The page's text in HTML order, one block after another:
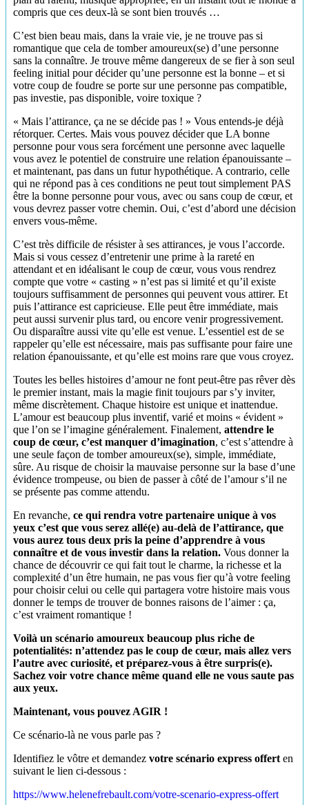
compris que ces deux-là se sont bien trouvés …
C’est bien beau mais, dans la vraie vie, je ne trouve pas si
romantique que cela de tomber amoureux(se) d’une personne
sans la connaître. Je trouve même dangereux de se fier à son seul
feeling initial pour décider qu’une personne est la bonne – et si
votre coup de foudre se porte sur une personne pas compatible,
pas investie, pas disponible, voire toxique ?
« Mais l’attirance, ça ne se décide pas ! » Vous entends-je déjà
rétorquer. Certes. Mais vous pouvez décider que LA bonne
personne pour vous sera forcément une personne avec laquelle
vous avez le potentiel de construire une relation épanouissante –
et maintenant, pas dans un futur hypothétique. A contrario, celle
qui ne répond pas à ces conditions ne peut tout simplement PAS
être la bonne personne pour vous, avec ou sans coup de cœur, et
vous devrez passer votre chemin. Oui, c’est d’abord une décision
envers vous-même.
C’est très difficile de résister à ses attirances, je vous l’accorde.
Mais si vous cessez d’entretenir une prime à la rareté en
attendant et en idéalisant le coup de cœur, vous vous rendrez
compte que votre « casting » n’est pas si limité et qu’il existe
toujours suffisamment de personnes qui peuvent vous attirer. Et
puis l’attirance est capricieuse. Elle peut être immédiate, mais
peut aussi survenir plus tard, ou encore venir progressivement.
Ou disparaître aussi vite qu’elle est venue. L’essentiel est de se
rappeler qu’elle est nécessaire, mais pas suffisante pour faire une
relation épanouissante, et qu’elle est moins rare que vous croyez.
Toutes les belles histoires d’amour ne font peut-être pas rêver dès
le premier instant, mais la magie finit toujours par s’y inviter,
même discrètement. Chaque histoire est unique et inattendue.
L’amour est beaucoup plus inventif, varié et moins « évident »
que l’on se l’imagine généralement. Finalement, attendre le
coup de cœur, c’est manquer d’imagination, c’est s’attendre à
une seule façon de tomber amoureux(se), simple, immédiate,
sûre. Au risque de choisir la mauvaise personne sur la base d’une
évidence trompeuse, ou bien de passer à côté de l’amour s’il ne
se présente pas comme attendu.
En revanche, ce qui rendra votre partenaire unique à vos
yeux c’est que vous serez allé(e) au-delà de l’attirance, que
vous aurez tous deux pris la peine d’apprendre à vous
connaître et de vous investir dans la relation. Vous donner la
chance de découvrir ce qui fait tout le charme, la richesse et la
complexité d’un être humain, ne pas vous fier qu’à votre feeling
pour choisir celui ou celle qui partagera votre histoire mais vous
donner le temps de trouver de bonnes raisons de l’aimer : ça,
c’est vraiment romantique !
Voilà un scénario amoureux beaucoup plus riche de
potentialités: n’attendez pas le coup de cœur, mais allez vers
l’autre avec curiosité, et préparez-vous à être surpris(e).
Sachez voir votre chance même quand elle ne vous saute pas
aux yeux.
Maintenant, vous pouvez AGIR !
Ce scénario-là ne vous parle pas ?
Identifiez le vôtre et demandez votre scénario express offert en
suivant le lien ci-dessous :
https://www.helenefrebault.com/votre-scenario-express-offert